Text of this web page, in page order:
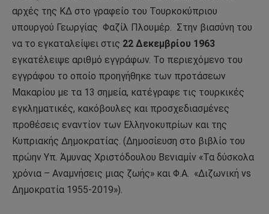
αρχές της ΚΔ στο γραφείο του Τουρκοκύπριου
υπουργού Γεωργίας Φαζίλ Πλουμέρ. Στην βιασύνη του
να το εγκαταλείψει στις 22 Δεκεμβρίου 1963
εγκατέλειψε αριθμό εγγράφων. Το περιεχόμενο του
εγγράφου το οποίο προηγήθηκε των προτάσεων
Μακαρίου με τα 13 σημεία, κατέγραφε τις τουρκικές
εγκληματικές, κακόβουλες και προσχεδιασμένες
προθέσεις εναντίον των Ελληνοκυπρίων και της
Κυπριακής Δημοκρατίας. (Δημοσίευση στο βιβλίο του
πρώην Υπ. Άμυνας Χριστόδουλου Βενιαμίν «Τα δύσκολα
χρόνια – Αναμνήσεις μιας ζωής» και Φ.Α. «Διζωνική vs
Δημοκρατία 1955-2019»).